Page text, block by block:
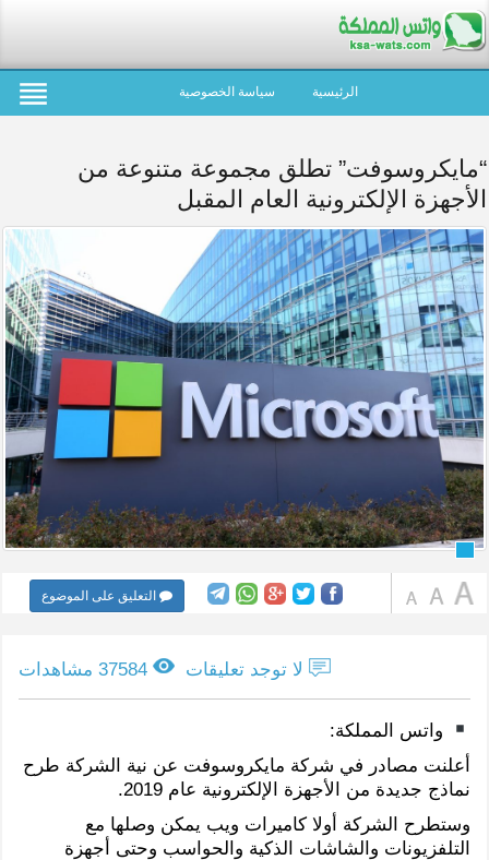
الرئيسية سياسة الخصوصية
“مايكروسوفت” تطلق مجموعة متنوعة من
الأجهزة الإلكترونية العام المقبل
التعليق على الموضوع
لا توجد تعليقات 37584 مشاهدات
واتس المملكة:
أعلنت مصادر في شركة مايكروسوفت عن نية الشركة طرح
نماذج جديدة من الأجهزة الإلكترونية عام 2019.
وستطرح الشركة أولا كاميرات ويب يمكن وصلها مع
التلفزيونات والشاشات الذكية والحواسب وحتى أجهزة